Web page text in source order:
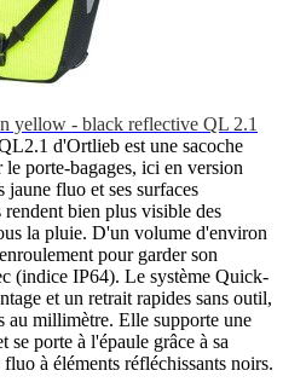
yellow - black reflective QL 2.1
d'Ortlieb est une sacoche
porte-bagages, ici en version
fluo et ses surfaces
bien plus visible des
la pluie. D'un volume d'environ
pour garder son
(indice IP64). Le système Quick-
et un retrait rapides sans outil,
au millimètre. Elle supporte une
se porte à l'épaule grâce à sa
à éléments réfléchissants noirs.